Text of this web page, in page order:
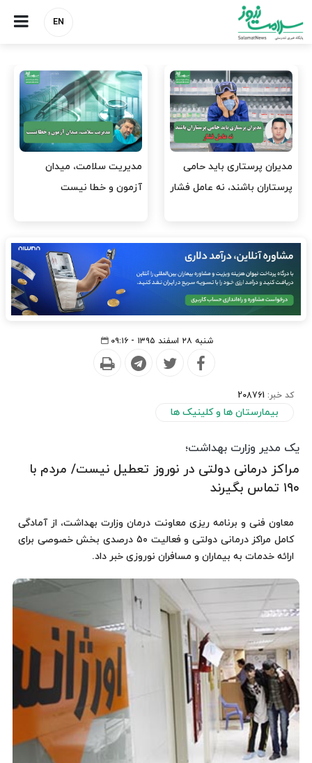
EN
وقت وزیر بهداشت باید صرف
افتتاح پروژه‌ها شود؟
واردات دارو و کالاهای اساسی
باید در اولویت تخصیص ارز
شنبه ۲۸ اسفند ۱۳۹۵ - ۰۹:۱۶
کد خبر: 208761
بیمارستان ها و کلینیک ها
یک مدیر وزارت بهداشت؛
مراکز درمانی دولتی در نوروز تعطیل نیست/ مردم با
۱۹۰ تماس بگیرند
معاون فنی و برنامه ریزی معاونت درمان وزارت بهداشت، از آمادگی
کامل مراکز درمانی دولتی و فعالیت ۵۰ درصدی بخش خصوصی برای
ارائه خدمات به بیماران و مسافران نوروزی خبر داد.